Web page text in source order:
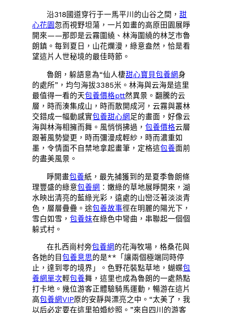
沿318國道穿行于一馬平川的山谷之間，甜
心花園 忽而視野坦蕩，一片如畫的高原田園展睜
開來——那即是云霧圍繞、林海圍繞的林芝市魯
朗鎮。每到夏日，山花爛漫，綠意盎然，恰是看
望這片人世秘境的最佳時節。
魯朗，躲語意為“仙人棲甜心寶貝包養網身
的處所”，均勻海拔3385米。林海與云海是這里
最值得一看的天包養價格ptt然異景。翻騰的云
層，時而湊集成山，時而散開成河，云霧與叢林
交錯成一幅動感實包養甜心網 足的畫面，好像云
海與林海相擁而舞。風悄悄拂過，包養價格云層
跟著風勢變更，時而彌漫成輕紗，時而濃重如
墨，令情面不自禁地拿起畫筆，定格這包養面前
的盡美風景。
睜開畫包養紙，最先捕獲到的是夏季魯朗條
理豐盛的綠意包養網 ：嫩綠的草地展睜開來，湖
水映出清亮的藍綠光彩，遠處的山巒泛著淡淡青
色，層層疊疊。途包養故事徑在明麗的陽光下，
雪白如雪，包養妹在綠色中彎曲，串聯起一個個
躲式村。
在扎西崗村旁包養網的花海牧場，格桑花與
各她的目包養意思的是**「讓兩個極端同時停
止，達到零的境界」。色野花裝點草地，蝴蝶包
養網單次輕包養舞，這里也成為魯朗的一處熱點
打卡地。幾位游客正體驗騎馬運動，暢游在這片
高包養網VIP原的安靜與漂亮之中。“太美了，我
以后必定要在這里拍婚紗照。”來自四川的游客